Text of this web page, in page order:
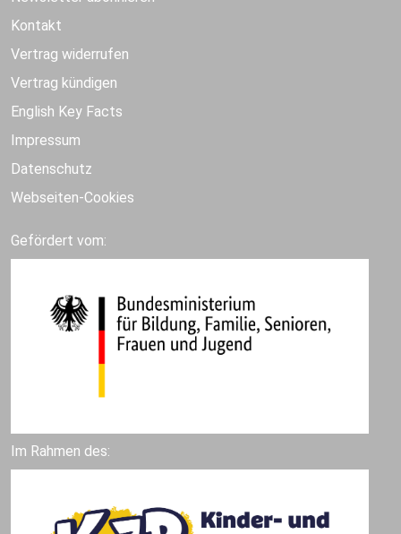
Kontakt
Vertrag widerrufen
Vertrag kündigen
English Key Facts
Impressum
Datenschutz
Webseiten-Cookies
Gefördert vom:
Im Rahmen des: